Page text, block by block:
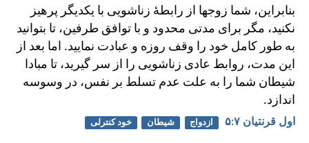
بنابراين، شما زوجها از رابطهٔ زناشويی با يكديگر پرهيز
نكنيد، مگر برای مدتی محدود و با توافق طرفين، تا بتوانيد
به طور كامل خود را وقف روزه و عبادت نماييد. اما بعد از
اين مدت، روابط عادی زناشويی را از سر گيريد، تا مبادا
شيطان شما را به علت عدم تسلط بر نفس، در وسوسه
اندازد.
اول قرنتیان ۷:‏۵ ازدواج شیطان خود کنترلی